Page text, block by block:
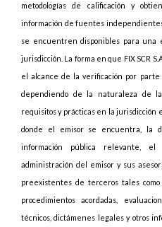
metodologías de calificación y
información de fuentes
se encuentren disponibles para una
jurisdicción. La forma en que FIX SCR
el alcance de la verificación por
dependiendo de la naturaleza de
requisitos y prácticas en la jurisdicción
donde el emisor se encuentra, la
información pública relevante,
administración del emisor y sus
preexistentes de terceros tales
procedimientos acordadas,
técnicos, dictámenes legales y otros